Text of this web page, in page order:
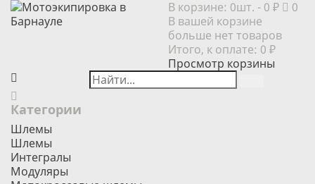
В корзине: 0шт. - 0 ₽
0
В вашей корзине
больше нет товаров
Итого, к оплате: 0 ₽
Просмотр корзины
Категории
Шлемы
Шлемы
Интегралы
Модуляры